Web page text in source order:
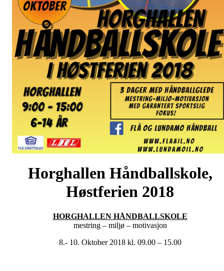
Horghallen Håndballskole,
Høstferien 2018
HORGHALLEN HÅNDBALLSKOLE
mestring – miljø – motivasjon
8.- 10. Oktober 2018 kl. 09.00 – 15.00